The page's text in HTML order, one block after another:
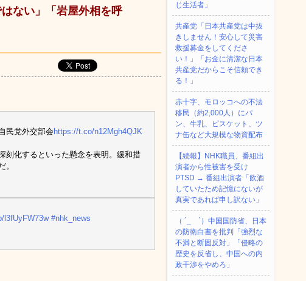
ない」「岩屋外相を呼
民党外交部会https://t.co/n12Mgh4QJK
刻化するといった懸念を表明。緩和措
。
l3fUyFW73w #nhk_news
じ生活者」
共産党「日本共産党は中抜
きしません！安心して災害
救援募金をしてくださ
い！」「お金に清潔な日本
共産党だからこそ信頼でき
る！」
赤十字、モロッコへの不法
移民（約2,000人）にパ
ン、牛乳、ビスケット、ツ
ナ缶など大規模な物資配布
【続報】NHK職員、番組出
演者から性被害を受け
PTSD → 番組出演者「飲酒
していたため記憶にないが
真実であれば申し訳ない」
（ ´_ゝ`）中国国防省、日本
の防衛白書を批判「強烈な
不満と断固反対」「侵略の
歴史を反省し、中国への内
政干渉をやめろ」